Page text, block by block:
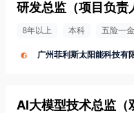
研发总监（项目负责
8年以上 本科 五险一金
广州菲利斯太阳能科技有
AI大模型技术总监（